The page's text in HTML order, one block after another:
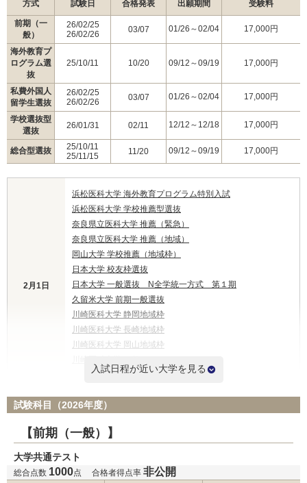
方式 試験日 合格発表 出願期間 受験料
前期（一
般）
26/02/25
26/02/26
03/07 01/26～02/04 17,000円
海外教育プ
ログラム選
抜
25/10/11 10/20 09/12～09/19 17,000円
私費外国人
留学生選抜
26/02/25
26/02/26
03/07 01/26～02/04 17,000円
学校選抜型
選抜
26/01/31 02/11 12/12～12/18 17,000円
総合型選抜
25/10/11
25/11/15
11/20 09/12～09/19 17,000円
2月1日
浜松医科大学 海外教育プログラム特別入試
浜松医科大学 学校推薦型選抜
奈良県立医科大学 推薦（緊急）
奈良県立医科大学 推薦（地域）
岡山大学 学校推薦（地域枠）
日本大学 校友枠選抜
日本大学 一般選抜 N全学統一方式 第１期
久留米大学 前期一般選抜
川崎医科大学 静岡地域枠
川崎医科大学 長崎地域枠
川崎医科大学 岡山地域枠
国際医療福祉大学 一般前期
杏林大学 外国人留学生選抜
杏林大学 東京都地域枠選抜
杏林大学 新潟県地域枠選抜
杏林大学 群馬県地域枠
杏林大学 一般選抜
入試日程が近い大学を見る
試験科目（2026年度）
【前期（一般）】
大学共通テスト
総合点数 1000点 合格者得点率 非公開